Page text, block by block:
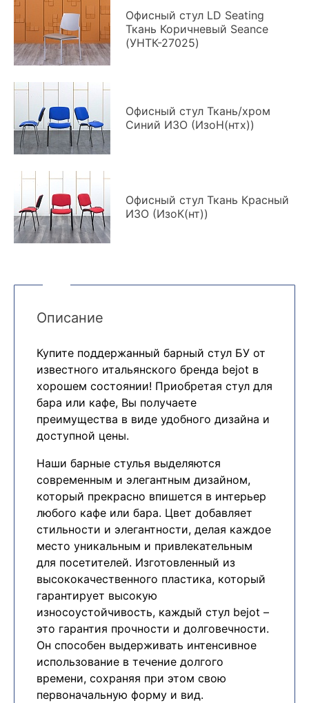
Офисный стул LD Seating
Ткань Коричневый Seance
(УНТК-27025)
Офисный стул Ткань/хром
Синий ИЗО (ИзоН(нтх))
Офисный стул Ткань Красный
ИЗО (ИзоК(нт))
Описание
Купите поддержанный барный стул БУ от
известного итальянского бренда bejot в
хорошем состоянии! Приобретая стул для
бара или кафе, Вы получаете
преимущества в виде удобного дизайна и
доступной цены.
Наши барные стулья выделяются
современным и элегантным дизайном,
который прекрасно впишется в интерьер
любого кафе или бара. Цвет добавляет
стильности и элегантности, делая каждое
место уникальным и привлекательным
для посетителей. Изготовленный из
высококачественного пластика, который
гарантирует высокую
износоустойчивость, каждый стул bejot –
это гарантия прочности и долговечности.
Он способен выдерживать интенсивное
использование в течение долгого
времени, сохраняя при этом свою
первоначальную форму и вид.